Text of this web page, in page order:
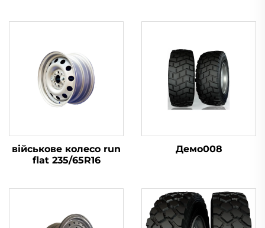
військове колесо run
flat 235/65R16
Демо008